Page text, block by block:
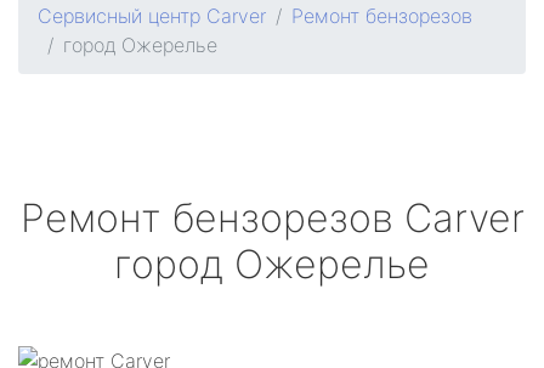
Сервисный центр Carver
Ремонт бензорезов
город Ожерелье
Ремонт бензорезов Carver
город Ожерелье